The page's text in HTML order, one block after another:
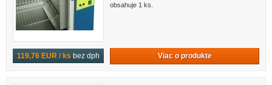
119,76 EUR / ks bez dph
obsahuje 1 ks.
Viac o produkte